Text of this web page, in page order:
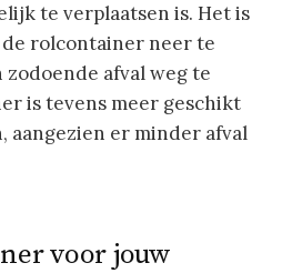
te verplaatsen is. Het is
rolcontainer neer te
afval weg te
is tevens meer geschikt
aangezien er minder afval
voor jouw